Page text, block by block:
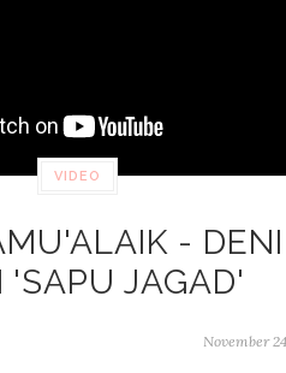
VIDEO
- DENI
'SAPU JAGAD'
November